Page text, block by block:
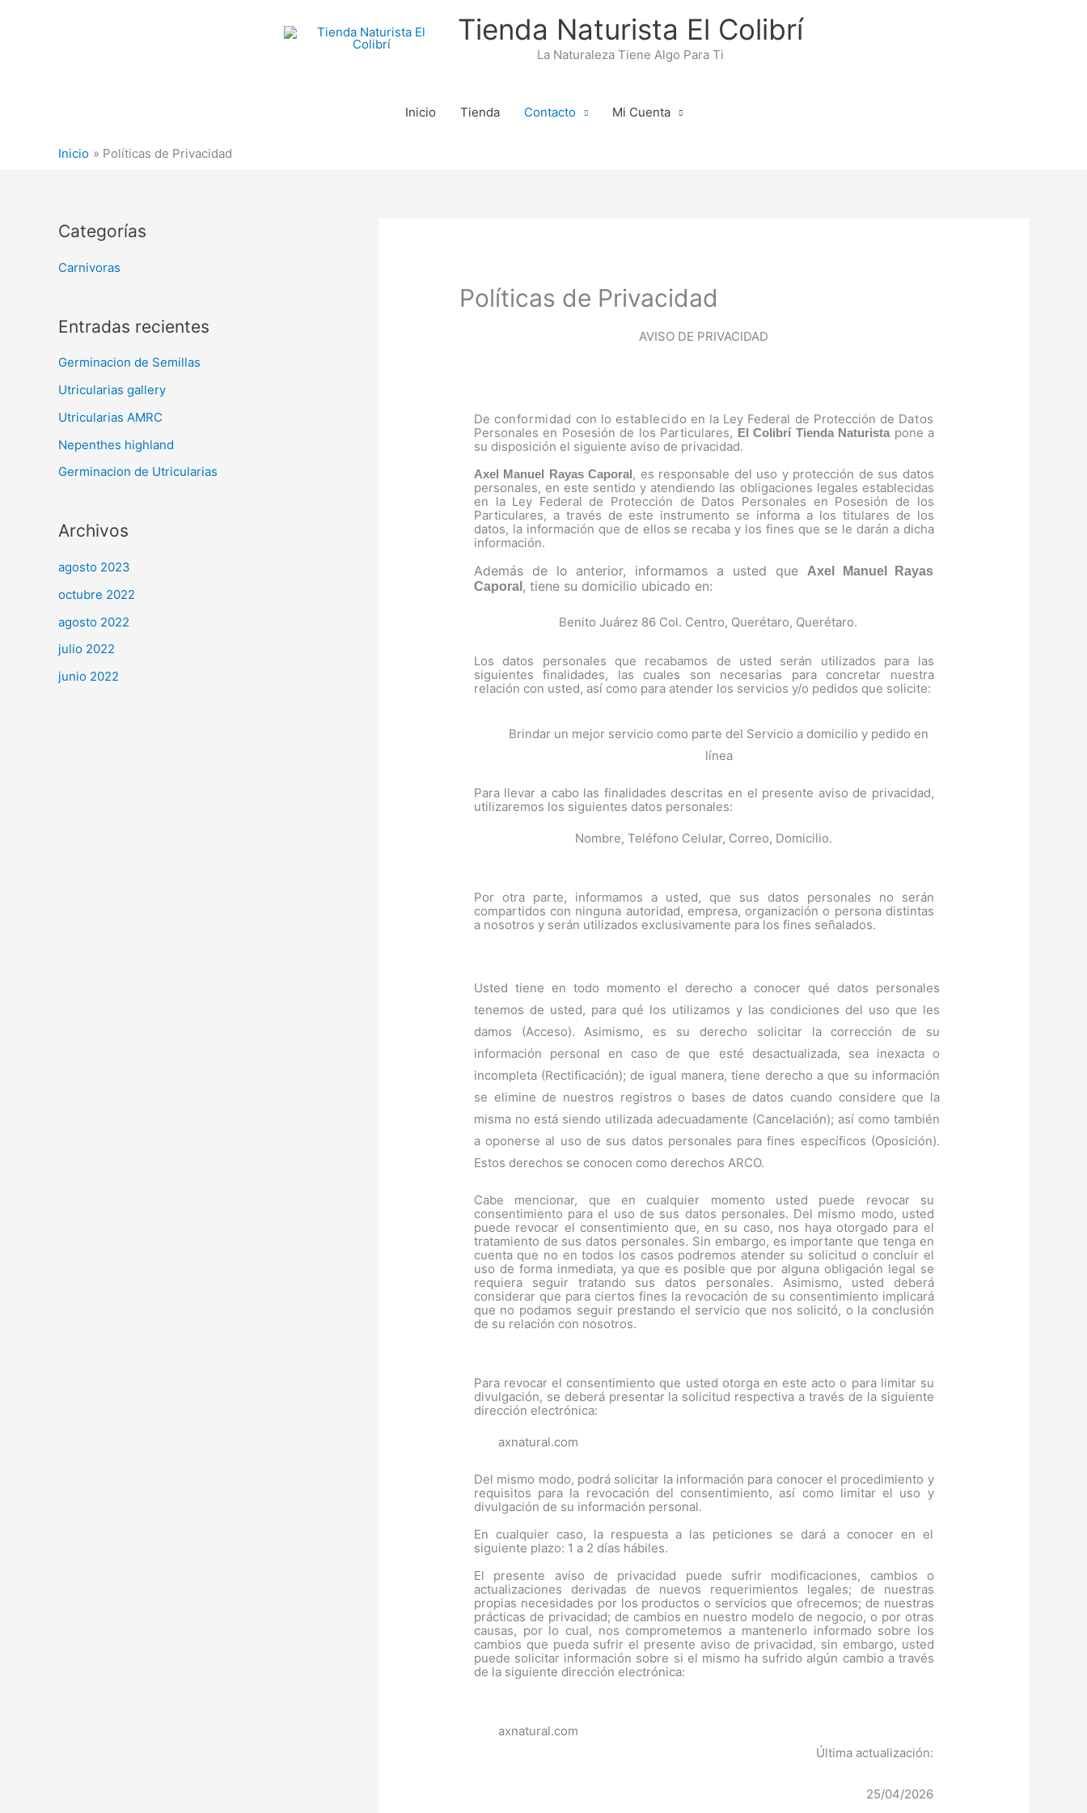
Tienda Naturista El Colibrí
La Naturaleza Tiene Algo Para Ti
Inicio Tienda Contacto Mi Cuenta
Inicio Políticas de Privacidad
Categorías
Carnivoras
Entradas recientes
Germinacion de Semillas
Utricularias gallery
Utricularias AMRC
Nepenthes highland
Germinacion de Utricularias
Archivos
agosto 2023
octubre 2022
agosto 2022
julio 2022
junio 2022
Políticas de Privacidad
AVISO DE PRIVACIDAD
De conformidad con lo establecido en la Ley Federal de Protección de Datos
Personales en Posesión de los Particulares, El Colibrí Tienda Naturista pone a
su disposición el siguiente aviso de privacidad.
Axel Manuel Rayas Caporal, es responsable del uso y protección de sus datos
personales, en este sentido y atendiendo las obligaciones legales establecidas
en la Ley Federal de Protección de Datos Personales en Posesión de los
Particulares, a través de este instrumento se informa a los titulares de los
datos, la información que de ellos se recaba y los fines que se le darán a dicha
información.
Además de lo anterior, informamos a usted que
Axel Manuel Rayas
Caporal , tiene su domicilio ubicado en:
Benito Juárez 86 Col. Centro, Querétaro, Querétaro.
Los datos personales que recabamos de usted serán utilizados para las
siguientes finalidades, las cuales son necesarias para concretar nuestra
relación con usted, así como para atender los servicios y/o pedidos que solicite:
Brindar un mejor servicio como parte del Servicio a domicilio y pedido en
línea
Para llevar a cabo las finalidades descritas en el presente aviso de privacidad,
utilizaremos los siguientes datos personales:
Nombre, Teléfono Celular, Correo, Domicilio.
Por otra parte, informamos a usted, que sus datos personales no serán
compartidos con ninguna autoridad, empresa, organización o persona distintas
a nosotros y serán utilizados exclusivamente para los fines señalados.
Usted tiene en todo momento el derecho a conocer qué datos personales
tenemos de usted, para qué los utilizamos y las condiciones del uso que les
damos (Acceso). Asimismo, es su derecho solicitar la corrección de su
información personal en caso de que esté desactualizada, sea inexacta o
incompleta (Rectificación); de igual manera, tiene derecho a que su información
se elimine de nuestros registros o bases de datos cuando considere que la
misma no está siendo utilizada adecuadamente (Cancelación); así como también
a oponerse al uso de sus datos personales para fines específicos (Oposición).
Estos derechos se conocen como derechos ARCO.
Cabe mencionar, que en cualquier momento usted puede revocar su
consentimiento para el uso de sus datos personales. Del mismo modo, usted
puede revocar el consentimiento que, en su caso, nos haya otorgado para el
tratamiento de sus datos personales. Sin embargo, es importante que tenga en
cuenta que no en todos los casos podremos atender su solicitud o concluir el
uso de forma inmediata, ya que es posible que por alguna obligación legal se
requiera seguir tratando sus datos personales. Asimismo, usted deberá
considerar que para ciertos fines la revocación de su consentimiento implicará
que no podamos seguir prestando el servicio que nos solicitó, o la conclusión
de su relación con nosotros.
Para revocar el consentimiento que usted otorga en este acto o para limitar su
divulgación, se deberá presentar la solicitud respectiva a través de la siguiente
dirección electrónica:
axnatural.com
Del mismo modo, podrá solicitar la información para conocer el procedimiento y
requisitos para la revocación del consentimiento, así como limitar el uso y
divulgación de su información personal.
En cualquier caso, la respuesta a las peticiones se dará a conocer en el
siguiente plazo: 1 a 2 días hábiles.
El presente aviso de privacidad puede sufrir modificaciones, cambios o
actualizaciones derivadas de nuevos requerimientos legales; de nuestras
propias necesidades por los productos o servicios que ofrecemos; de nuestras
prácticas de privacidad; de cambios en nuestro modelo de negocio, o por otras
causas, por lo cual, nos comprometemos a mantenerlo informado sobre los
cambios que pueda sufrir el presente aviso de privacidad, sin embargo, usted
puede solicitar información sobre si el mismo ha sufrido algún cambio a través
de la siguiente dirección electrónica:
axnatural.com
Última actualización:
25/04/2026